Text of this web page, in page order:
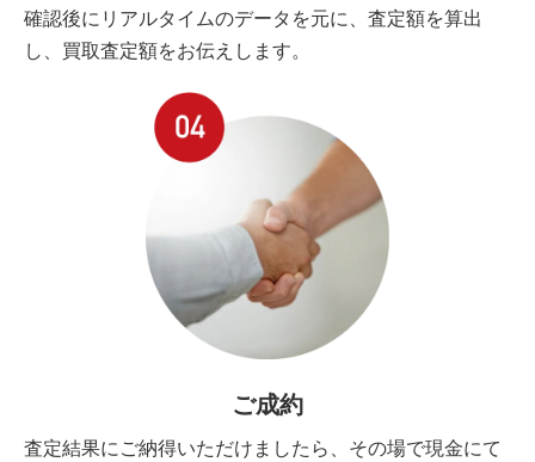
確認後にリアルタイムのデータを元に、査定額を算出
し、買取査定額をお伝えします。
ご成約
査定結果にご納得いただけましたら、その場で現金にて